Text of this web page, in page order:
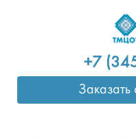
+7
Заказать